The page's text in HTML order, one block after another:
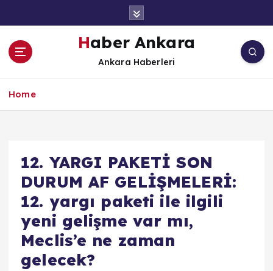
Haber Ankara
Ankara Haberleri
Home
12. YARGI PAKETİ SON
DURUM AF GELİŞMELERİ:
12. yargı paketi ile ilgili
yeni gelişme var mı,
Meclis’e ne zaman
gelecek?